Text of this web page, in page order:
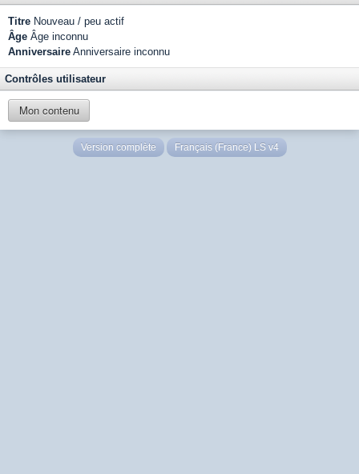
Titre Nouveau / peu actif
Âge Âge inconnu
Anniversaire Anniversaire inconnu
Contrôles utilisateur
Mon contenu
Version complète Français (France) LS v4